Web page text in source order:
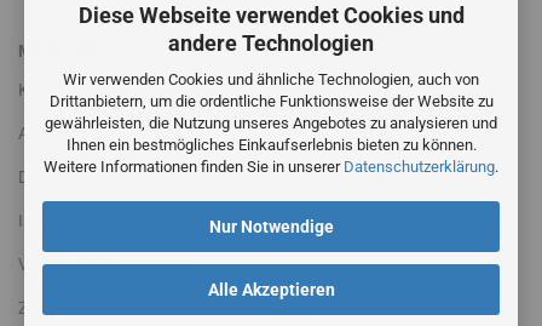
Diese Webseite verwendet Cookies und
andere Technologien
Wir verwenden Cookies und ähnliche Technologien, auch von
Drittanbietern, um die ordentliche Funktionsweise der Website zu
gewährleisten, die Nutzung unseres Angebotes zu analysieren und
Ihnen ein bestmögliches Einkaufserlebnis bieten zu können.
Weitere Informationen finden Sie in unserer Datenschutzerklärung.
Alle Akzeptieren
Nur Notwendige
MEHR ÜBER...
Kontakt
AGB
Datenschutzerklärung
Impressum
Versandinformationen
Zahlungsbedingungen